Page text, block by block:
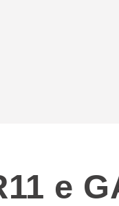
e